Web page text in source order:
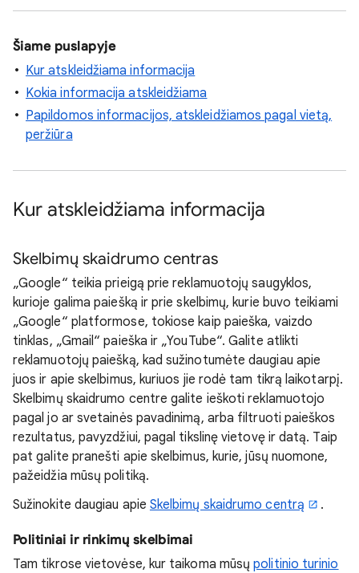
Šiame puslapyje
Kur atskleidžiama informacija
Kokia informacija atskleidžiama
Papildomos informacijos, atskleidžiamos pagal vietą,
peržiūra
Kur atskleidžiama informacija
Skelbimų skaidrumo centras
„Google“ teikia prieigą prie reklamuotojų saugyklos,
kurioje galima paiešką ir prie skelbimų, kurie buvo teikiami
„Google“ platformose, tokiose kaip paieška, vaizdo
tinklas, „Gmail“ paieška ir „YouTube“. Galite atlikti
reklamuotojų paiešką, kad sužinotumėte daugiau apie
juos ir apie skelbimus, kuriuos jie rodė tam tikrą laikotarpį.
Skelbimų skaidrumo centre galite ieškoti reklamuotojo
pagal jo ar svetainės pavadinimą, arba filtruoti paieškos
rezultatus, pavyzdžiui, pagal tikslinę vietovę ir datą. Taip
pat galite pranešti apie skelbimus, kurie, jūsų nuomone,
pažeidžia mūsų politiką.
Sužinokite daugiau apie Skelbimų skaidrumo centrą .
Politiniai ir rinkimų skelbimai
Tam tikrose vietovėse, kur taikoma mūsųpolitinio turinio